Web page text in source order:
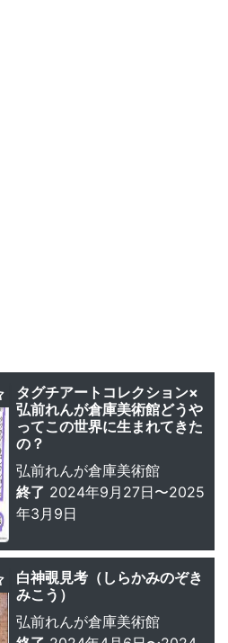
タグチアートコレクション×
弘前れんが倉庫美術館どうや
ってこの世界に生まれてきた
の？
弘前れんが倉庫美術館
終了 2024年9月27日〜2025
年3月9日
白神覗見考（しらかみのぞき
みこう）
弘前れんが倉庫美術館